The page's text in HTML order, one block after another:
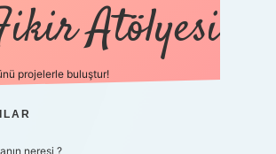
Atölyesi
projelerle buluştur!
neresi ?